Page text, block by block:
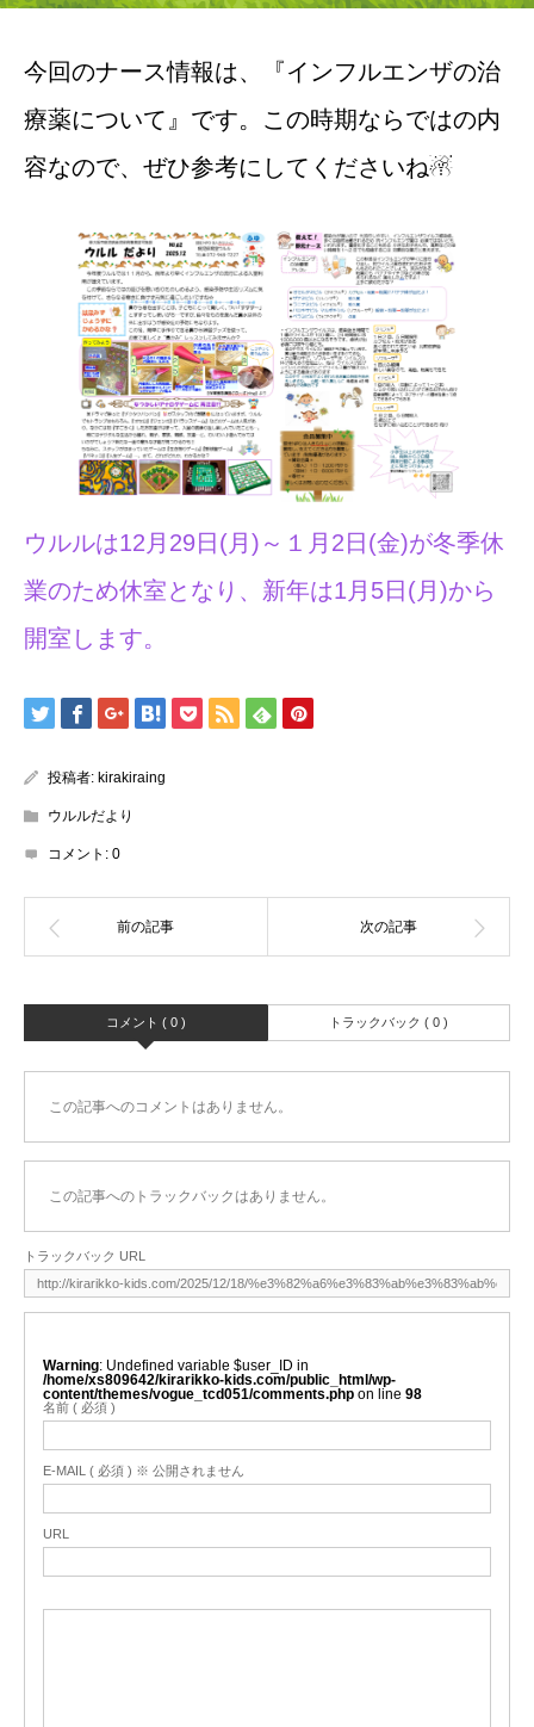
今回のナース情報は、『インフルエンザの治
療薬について』です。この時期ならではの内
容なので、ぜひ参考にしてくださいね☃
ウルルは12月29日(月)～１月2日(金)が冬季休
業のため休室となり、新年は1月5日(月)から
開室します。
投稿者: kirakiraing
ウルルだより
コメント: 0
コメント ( 0 ) トラックバック ( 0 )
この記事へのコメントはありません。
この記事へのトラックバックはありません。
トラックバック URL
Warning : Undefined variable $user_ID in
/home/xs809642/kirarikko-kids.com/public_html/wp-
content/themes/vogue_tcd051/comments.php on line 98
名前 ( 必須 )
E-MAIL ( 必須 ) ※ 公開されません
URL